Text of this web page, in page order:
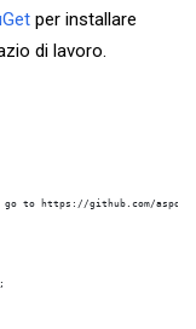
per installare
di lavoro.
to https://github.com/